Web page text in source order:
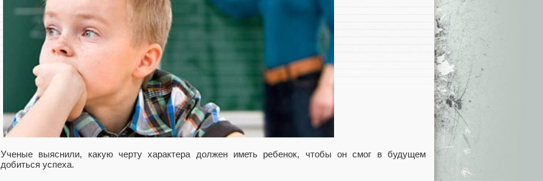
Ученые выяснили, какую черту характера должен иметь ребенок, чтобы он смог в будущем
добиться успеха.